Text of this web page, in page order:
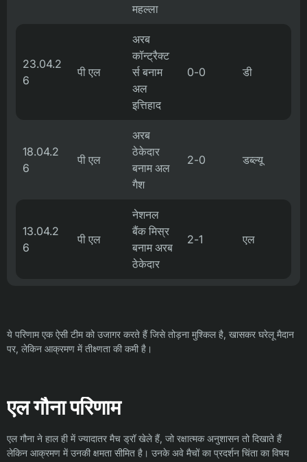
महल्ला
23.04.2
6
पी एल
अरब
कॉन्ट्रैक्ट
र्स बनाम
अल
इत्तिहाद
0-0 डी
18.04.2
6
पी एल
अरब
ठेकेदार
बनाम अल
गैश
2-0 डब्ल्यू
13.04.2
6
पी एल
नेशनल
बैंक मिस्र
बनाम अरब
ठेकेदार
2-1 एल
ये परिणाम एक ऐसी टीम को उजागर करते हैं जिसे तोड़ना मुश्किल है, खासकर घरेलू मैदान
पर, लेकिन आक्रमण में तीक्ष्णता की कमी है।
एल गौना परिणाम
एल गौना ने हाल ही में ज्यादातर मैच ड्रॉ खेले हैं, जो रक्षात्मक अनुशासन तो दिखाते हैं
लेकिन आक्रमण में उनकी क्षमता सीमित है। उनके अवे मैचों का प्रदर्शन चिंता का विषय